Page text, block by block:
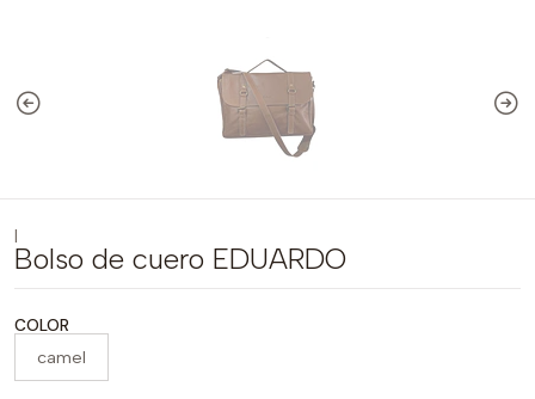
Bolso de cuero EDUARDO
COLOR
camel